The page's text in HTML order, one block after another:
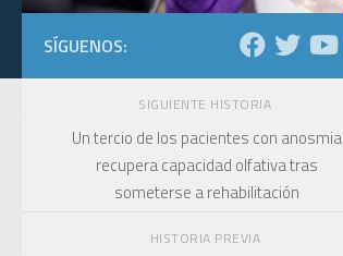
SÍGUENOS:
SIGUIENTE HISTORIA
Un tercio de los pacientes con anosmia
recupera capacidad olfativa tras
someterse a rehabilitación
HISTORIA PREVIA